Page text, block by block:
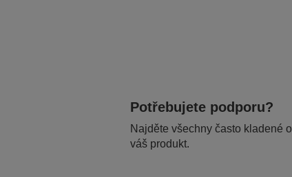
Potřebujete podporu?
Najděte všechny často kladené
váš produkt.